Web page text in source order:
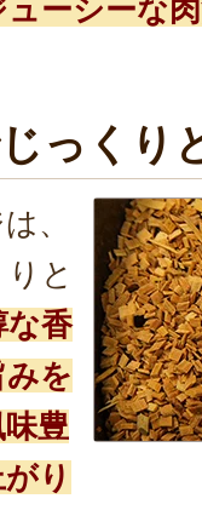
ーシーな
っくり
、
と
な香
を
豊
り